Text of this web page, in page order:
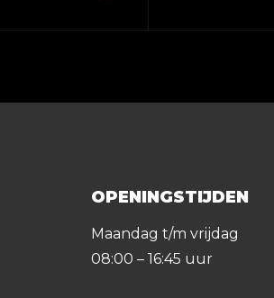
OPENINGSTIJDEN
Maandag t/m vrijdag
08:00 – 16:45 uur